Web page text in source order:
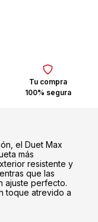
Tu compra
100% segura
el Duet Max
más
resistente y
que las
ajuste perfecto.
toque atrevido a